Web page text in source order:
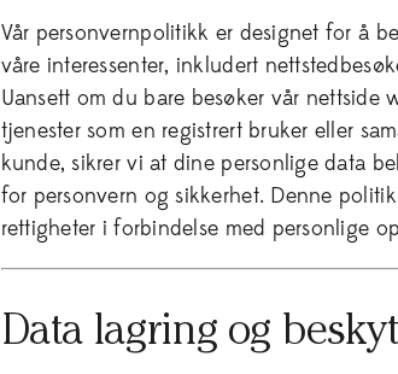
Vår personvernpolitikk er designet for å
våre interessenter, inkludert
Uansett om du bare besøker vår nettside
tjenester som en registrert bruker eller
kunde, sikrer vi at dine personlige data
for personvern og sikkerhet. Denne
rettigheter i forbindelse med personlige
Data lagring og